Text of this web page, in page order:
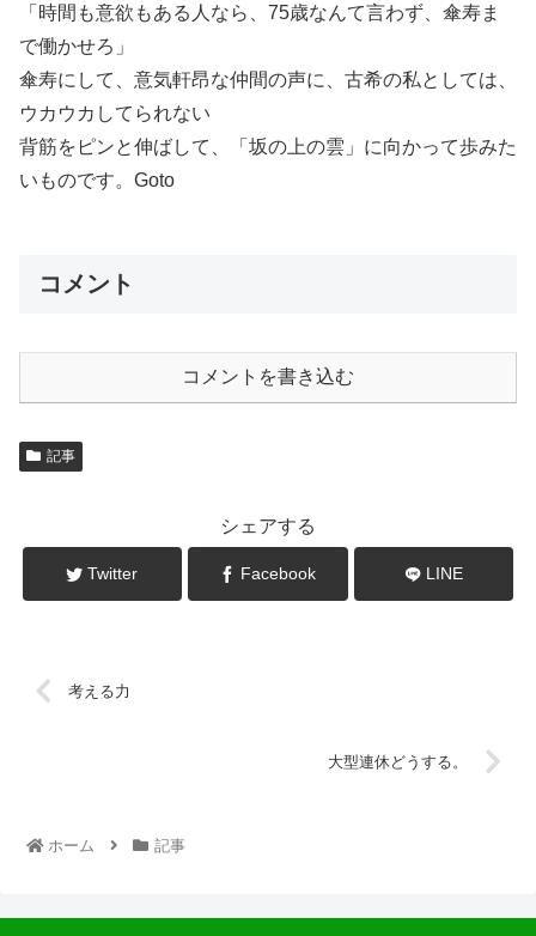
「時間も意欲もある人なら、75歳なんて言わず、傘寿ま
で働かせろ」
傘寿にして、意気軒昂な仲間の声に、古希の私としては、
ウカウカしてられない
背筋をピンと伸ばして、「坂の上の雲」に向かって歩みた
いものです。Goto
コメント
コメントを書き込む
記事
シェアする
Twitter Facebook LINE
考える力
大型連休どうする。
ホーム 記事